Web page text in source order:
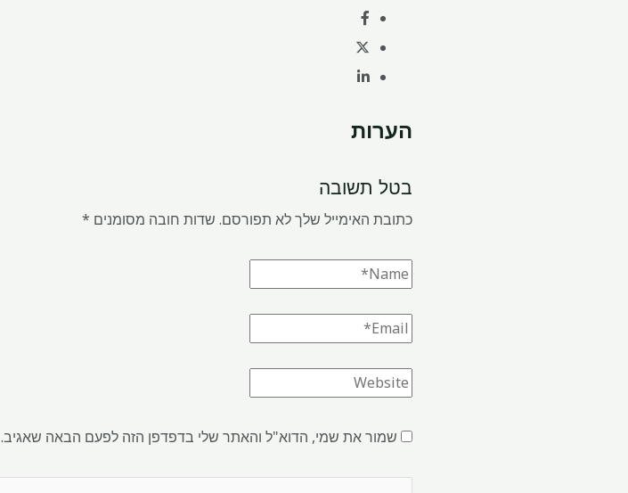
הערות
בטל תשובה
כתובת האימייל שלך לא תפורסם. שדות חובה מסומנים *
שמור את שמי, הדוא"ל והאתר שלי בדפדפן הזה לפעם הבאה שאגיב.